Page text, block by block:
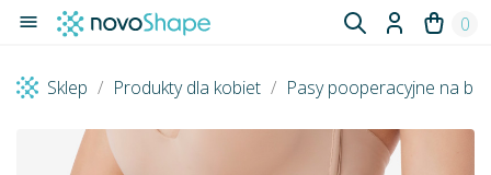
 0
Sklep Produkty dla kobiet Pasy pooperacyjne na